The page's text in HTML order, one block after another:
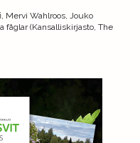
Mervi Wahlroos, Jouko
fåglar (Kansalliskirjasto, The